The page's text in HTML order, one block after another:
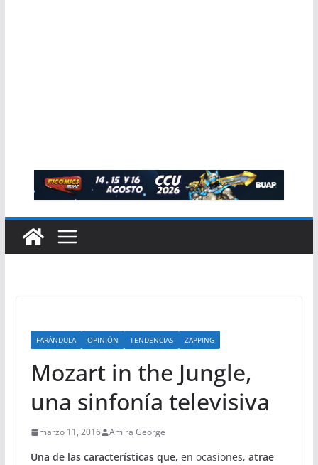
FARÁNDULA OPINIÓN TENDENCIAS ZAPPING
Mozart in the Jungle,
una sinfonía televisiva
marzo 11, 2016 Amira George
Una de las características que, en ocasiones, atrae